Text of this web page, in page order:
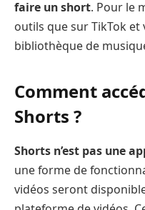
faire un short. Pour le
outils que sur TikTok et
bibliothèque de
Comment
Shorts ?
Shorts n’est pas une
une forme de
vidéos seront